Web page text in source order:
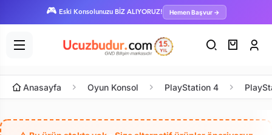
🎮 Eski Konsolunuzu BİZ ALIYORUZ! Hemen Başvur →
Anasayfa Oyun Konsol PlayStation 4